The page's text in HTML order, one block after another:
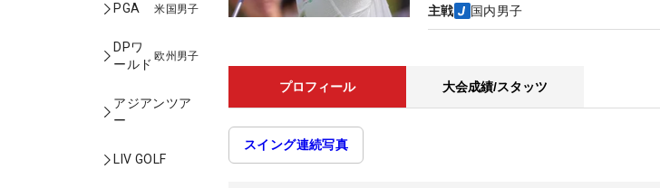
PGA 米国男子
DPワ
ールド
欧州男子
アジアンツア
ー
LIV GOLF
主戦 国内男子
プロフィール 大会成績/スタッツ
スイング連続写真